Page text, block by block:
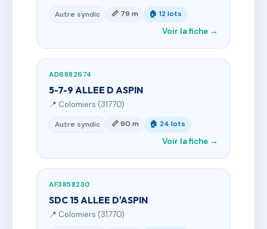
Autre syndic 📏 79 m 🏠 12 lots
Voir la fiche →
AD6882674
5-7-9 ALLEE D ASPIN
📍 Colomiers (31770)
Autre syndic 📏 90 m 🏠 24 lots
Voir la fiche →
AF3858230
SDC 15 ALLEE D'ASPIN
📍 Colomiers (31770)